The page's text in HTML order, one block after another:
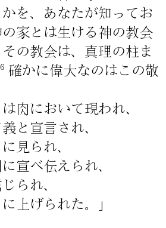
を、あなたが知ってお
家とは生ける神の教会
の教会は、真理の柱ま
確かに偉大なのはこの敬
は肉において現われ、
と宣言され、
見られ、
宣べ伝えられ、
られ、
上げられた。」